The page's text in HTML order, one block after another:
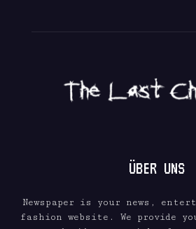
ÜBER UNS
Newspaper is your news,
fashion website. We provide